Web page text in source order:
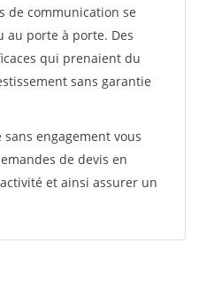
de communication se
au porte à porte. Des
qui prenaient du
sans garantie
engagement vous
de devis en
et ainsi assurer un